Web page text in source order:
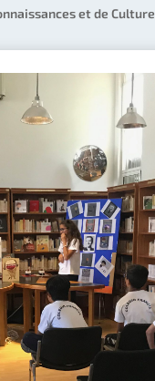
et de Culture